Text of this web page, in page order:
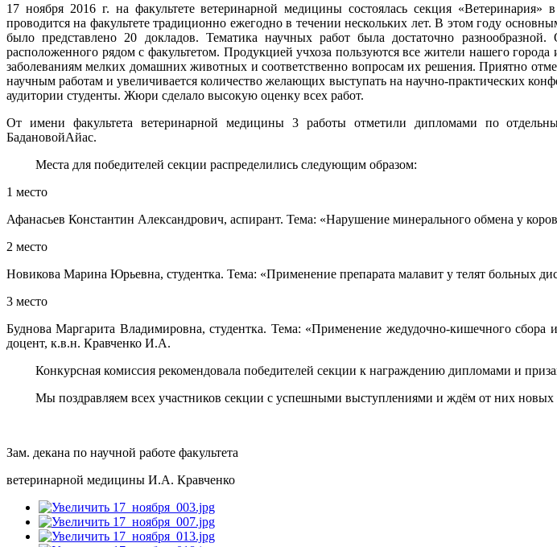
17 ноября 2016 г. на факультете ветеринарной медицины состоялась секция
проводится на факультете традиционно ежегодно в течении нескольких лет. В этом году
было представлено 20 докладов. Тематика научных работ была достаточно
расположенного рядом с факультетом. Продукцией учхоза пользуются все жители нашего
заболеваниям мелких домашних животных и соответственно вопросам их решения. Приятно
научным работам и увеличивается количество желающих выступать на научно-практических
аудитории студенты. Жюри сделало высокую оценку всех работ.
От имени факультета ветеринарной медицины 3 работы отметили дипломами по
БадановойАйас.
Места для победителей секции распределились следующим образом:
1 место
Афанасьев Константин Александрович, аспирант. Тема: «Нарушение минерального обмена у
2 место
Новикова Марина Юрьевна, студентка. Тема: «Применение препарата малавит у телят больных
3 место
Буднова Маргарита Владимировна, студентка. Тема: «Применение жедудочно-кишечного
доцент, к.в.н. Кравченко И.А.
Конкурсная комиссия рекомендовала победителей секции к награждению дипломами и
Мы поздравляем всех участников секции с успешными выступлениями и ждём от них новых
Зам. декана по научной работе факультета
ветеринарной медицины И.А. Кравченко